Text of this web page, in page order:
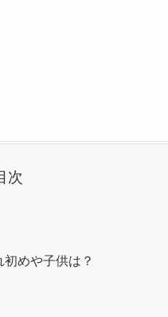
次
めや子供は？